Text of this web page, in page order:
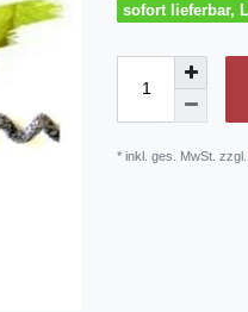
sofort lieferbar,
* inkl. ges. MwSt. zzgl.